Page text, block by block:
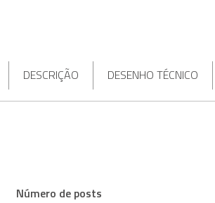
DESCRIÇÃO DESENHO TÉCNICO
Número de posts